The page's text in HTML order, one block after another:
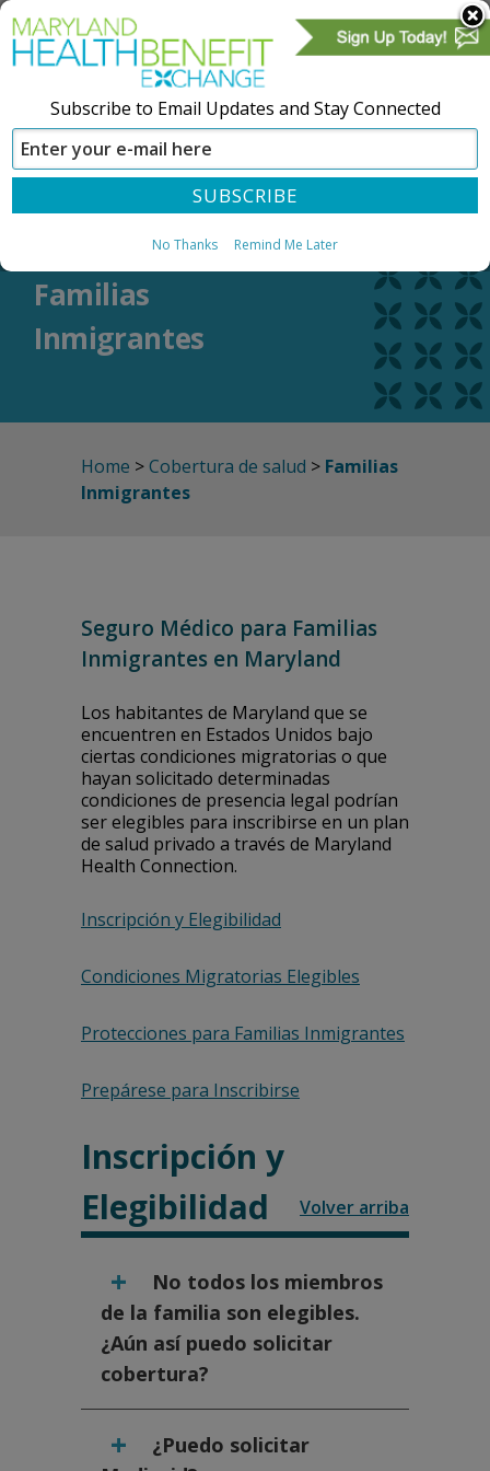
CREAR UNA CUENTA REGÍSTRESE
Familias
Inmigrantes
Home >Cobertura de salud > Familias
Inmigrantes
Seguro Médico para Familias
Inmigrantes en Maryland
Los habitantes de Maryland que se
encuentren en Estados Unidos bajo
ciertas condiciones migratorias o que
hayan solicitado determinadas
condiciones de presencia legal podrían
ser elegibles para inscribirse en un plan
de salud privado a través de Maryland
Health Connection.
Inscripción y Elegibilidad
Condiciones Migratorias Elegibles
Protecciones para Familias Inmigrantes
Prepárese para Inscribirse
Inscripción y
Elegibilidad
Volver arriba
No todos los miembros
de la familia son elegibles.
¿Aún así puedo solicitar
cobertura?
aunque no todos los miembros de su
¿Puedo solicitar
Subscribe to Email Updates and Stay Connected
No Thanks Remind Me Later